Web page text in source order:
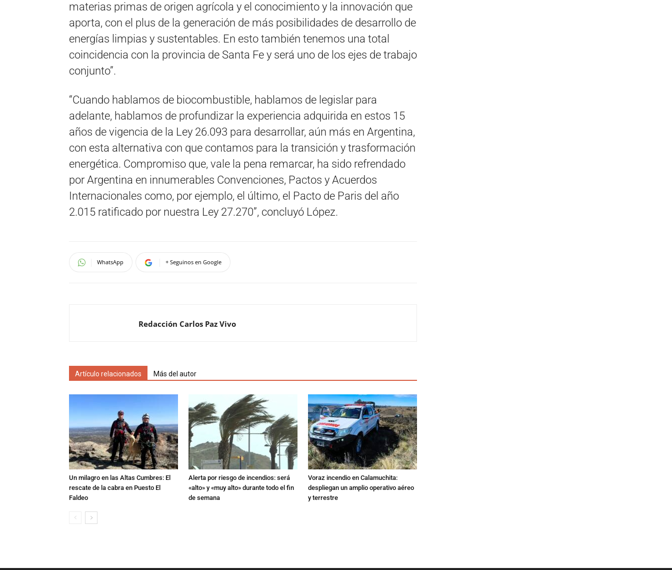
materias primas de origen agrícola y el conocimiento y la innovación que
aporta, con el plus de la generación de más posibilidades de desarrollo de
energías limpias y sustentables. En esto también tenemos una total
coincidencia con la provincia de Santa Fe y será uno de los ejes de trabajo
conjunto”.
“Cuando hablamos de biocombustible, hablamos de legislar para
adelante, hablamos de profundizar la experiencia adquirida en estos 15
años de vigencia de la Ley 26.093 para desarrollar, aún más en Argentina,
con esta alternativa con que contamos para la transición y trasformación
energética. Compromiso que, vale la pena remarcar, ha sido refrendado
por Argentina en innumerables Convenciones, Pactos y Acuerdos
Internacionales como, por ejemplo, el último, el Pacto de Paris del año
2.015 ratificado por nuestra Ley 27.270”, concluyó López.
WhatsApp + Seguinos en Google
Redacción Carlos Paz Vivo
Artículo relacionados Más del autor
Un milagro en las Altas Cumbres: El
rescate de la cabra en Puesto El
Faldeo
Alerta por riesgo de incendios: será
«alto» y «muy alto» durante todo el fin
de semana
Voraz incendio en Calamuchita:
despliegan un amplio operativo aéreo
y terrestre